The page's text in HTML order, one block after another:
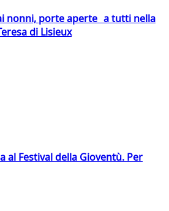
nonni, porte aperte a tutti nella
di Lisieux
al Festival della Gioventù. Per